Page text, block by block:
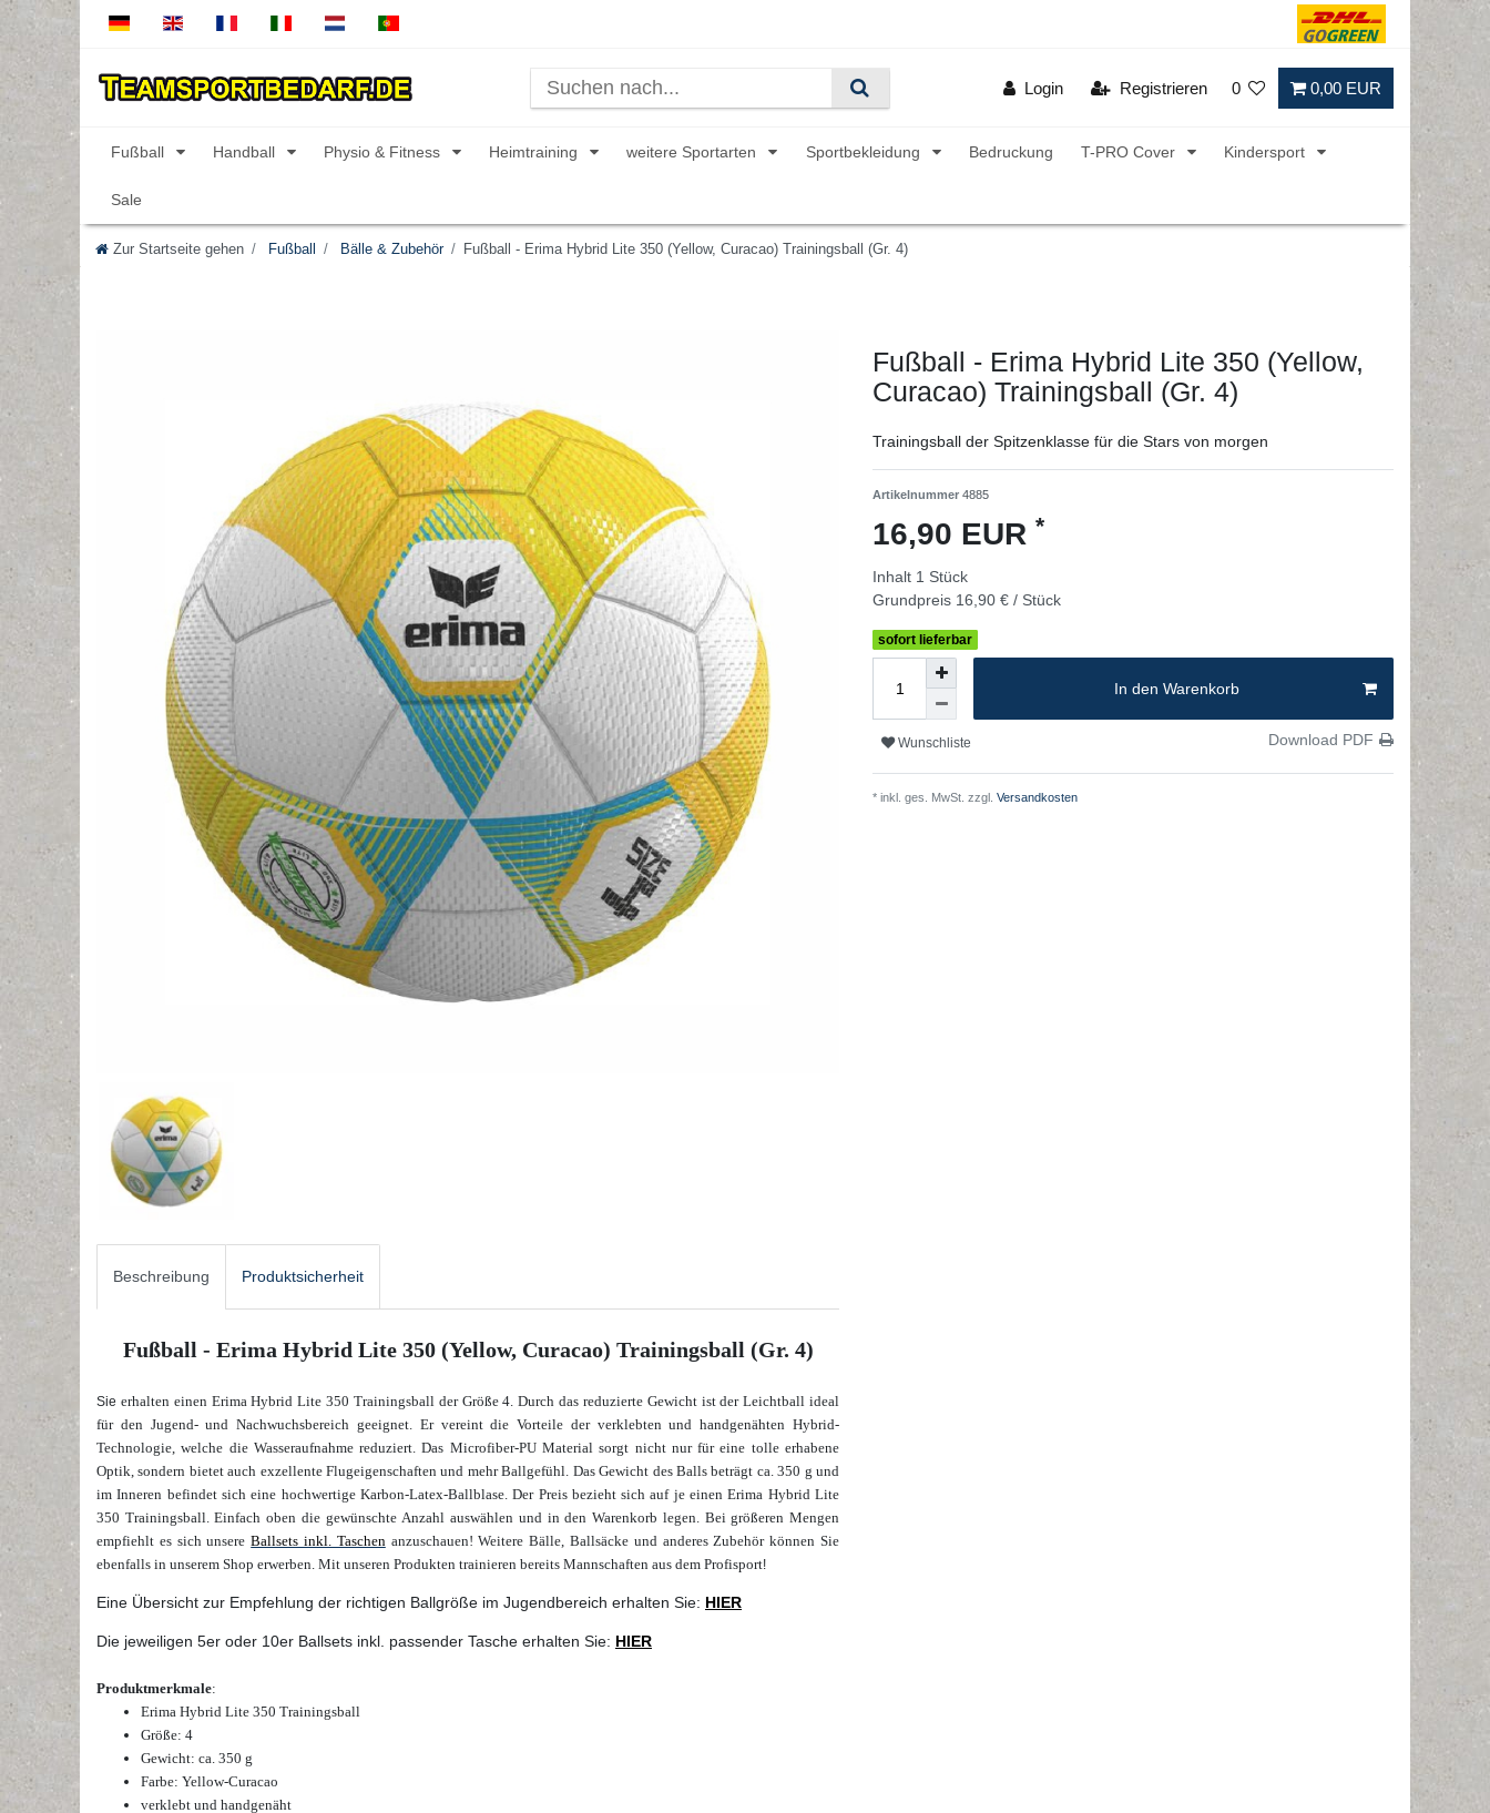
Login Registrieren 0 0,00 EUR
Fußball Handball Physio & Fitness Heimtraining weitere Sportarten Sportbekleidung Bedruckung T-PRO Cover Kindersport
Sale
Zur Startseite gehen Fußball Bälle & Zubehör Fußball - Erima Hybrid Lite 350 (Yellow, Curacao) Trainingsball (Gr. 4)
Beschreibung Produktsicherheit
Fußball - Erima Hybrid Lite 350 (Yellow, Curacao) Trainingsball (Gr. 4)
Sie erhalten einen Erima Hybrid Lite 350 Trainingsball der Größe 4. Durch das reduzierte Gewicht ist der Leichtball ideal
für den Jugend- und Nachwuchsbereich geeignet. Er vereint die Vorteile der verklebten und handgenähten Hybrid-
Technologie, welche die Wasseraufnahme reduziert. Das Microfiber-PU Material sorgt nicht nur für eine tolle erhabene
Optik, sondern bietet auch exzellente Flugeigenschaften und mehr Ballgefühl. Das Gewicht des Balls beträgt ca. 350 g und
im Inneren befindet sich eine hochwertige Karbon-Latex-Ballblase. Der Preis bezieht sich auf je einen Erima Hybrid Lite
350 Trainingsball.Einfach oben die gewünschteAnzahl auswählen und in den Warenkorb legen. Bei größeren Mengen
empfiehlt es sich unsereBallsets inkl. Taschenanzuschauen! Weitere Bälle, Ballsäcke und anderes Zubehör können Sie
ebenfalls in unserem Shop erwerben. Mit unseren Produkten trainieren bereits Mannschaften aus dem Profisport!
Eine Übersicht zur Empfehlung der richtigen Ballgröße im Jugendbereich erhalten Sie: HIER
Die jeweiligen 5er oder 10er Ballsets inkl. passender Tasche erhalten Sie: HIER
Produktmerkmale:
Erima Hybrid Lite 350 Trainingsball
Größe: 4
Gewicht: ca. 350 g
Farbe: Yellow-Curacao
verklebt und handgenäht
Fußball - Erima Hybrid Lite 350 (Yellow,
Curacao) Trainingsball (Gr. 4)
Trainingsball der Spitzenklasse für die Stars von morgen
Artikelnummer 4885
16,90 EUR *
Inhalt 1 Stück
Grundpreis 16,90 € / Stück
sofort lieferbar
In den Warenkorb
Wunschliste Download PDF
* inkl. ges. MwSt. zzgl. Versandkosten